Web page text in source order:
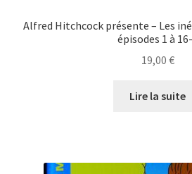
Alfred Hitchcock présente – Les
épisodes 1 à
19,00 €
Lire la suite